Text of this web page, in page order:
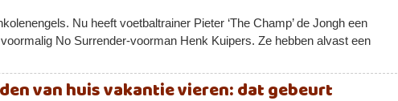
Nu heeft voetbaltrainer Pieter ‘The Champ’ de Jongh een
No Surrender‑voorman Henk Kuipers. Ze hebben alvast een
van huis vakantie vieren: dat gebeurt